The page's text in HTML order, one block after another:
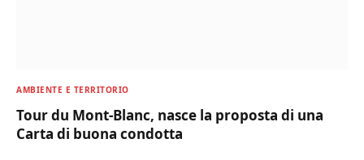
AMBIENTE E TERRITORIO
Tour du Mont-Blanc, nasce la proposta di una
Carta di buona condotta